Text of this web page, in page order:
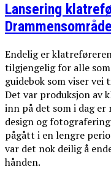
Lansering
Endelig er
tilgjengelig for alle
guidebok som viser
Det var produksjon av
inn på det som i dag
design og
pågått i en lengre
var det nok deilig å
hånden.